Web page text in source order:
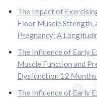
The Impact of
Floor Muscle Strength,
Pregnancy: A
The Influence of Early
Muscle Function and
Dysfunction 12
The Influence of Early